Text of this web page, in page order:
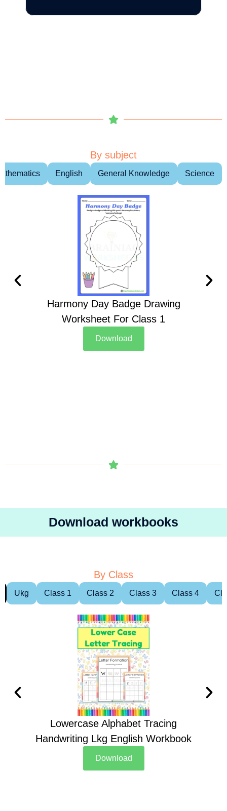
By subject
English General Knowledge Science
Harmony Day Badge Drawing
Worksheet For Class 1
Download
Download workbooks
By Class
Ukg Class 1 Class 2 Class 3 Class 4
Lowercase Alphabet Tracing
Handwriting Lkg English Workbook
Download